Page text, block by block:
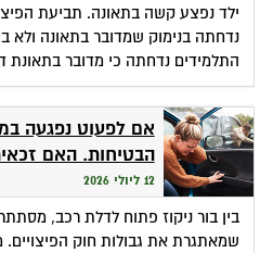
ילד נפצע קשה בתאונה. תביעת
נדחתה בנימוק שמדובר בתאונה ולא
התלמידים נדחתה כי מדובר בתאונת
אם לפעוט נפגעה
הבטיחות. האם
12 ליולי 2026
בין בור ניקוז פתוח לדלת רכב,
שמאתגרת את גבולות חוק הפיצויים.